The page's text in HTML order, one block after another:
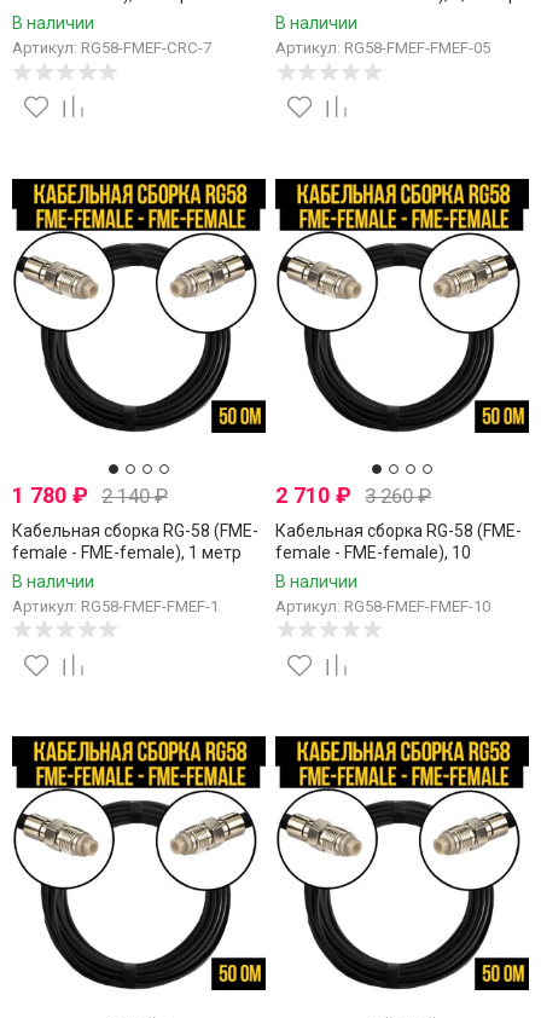
В наличии
Артикул: RG58-FMEF-CRC-7
В наличии
Артикул: RG58-FMEF-FMEF-05
1 780 ₽ 2 140₽
Кабельная сборка RG-58 (FME-
female - FME-female), 1 метр
В наличии
Артикул: RG58-FMEF-FMEF-1
2 710₽ 3 260₽
Кабельная сборка RG-58 (FME-
female - FME-female), 10
метров
В наличии
Артикул: RG58-FMEF-FMEF-10